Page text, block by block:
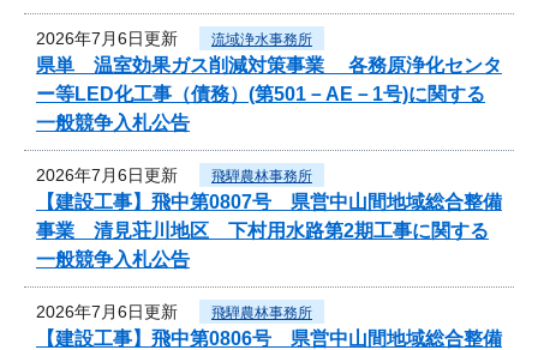
2026年7月6日更新 流域浄水事務所
県単 温室効果ガス削減対策事業 各務原浄化センタ
ー等LED化工事（債務）(第501－AE－1号)に関する
一般競争入札公告
2026年7月6日更新 飛騨農林事務所
【建設工事】飛中第0807号 県営中山間地域総合整備
事業 清見荘川地区 下村用水路第2期工事に関する
一般競争入札公告
2026年7月6日更新 飛騨農林事務所
【建設工事】飛中第0806号 県営中山間地域総合整備